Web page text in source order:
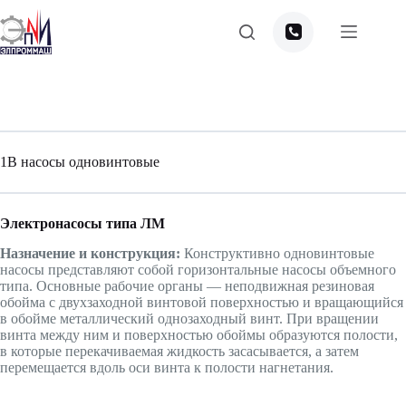
Перейти
к
сути
1В насосы одновинтовые
Электронасосы типа ЛМ
Назначение и конструкция: Конструктивно одновинтовые
насосы представляют собой горизонтальные насосы объемного
типа. Основные рабочие органы — неподвижная резиновая
обойма с двухзаходной винтовой поверхностью и вращающийся
в обойме металлический однозаходный винт. При вращении
винта между ним и поверхностью обоймы образуются полости,
в которые перекачиваемая жидкость засасывается, а затем
перемещается вдоль оси винта к полости нагнетания.